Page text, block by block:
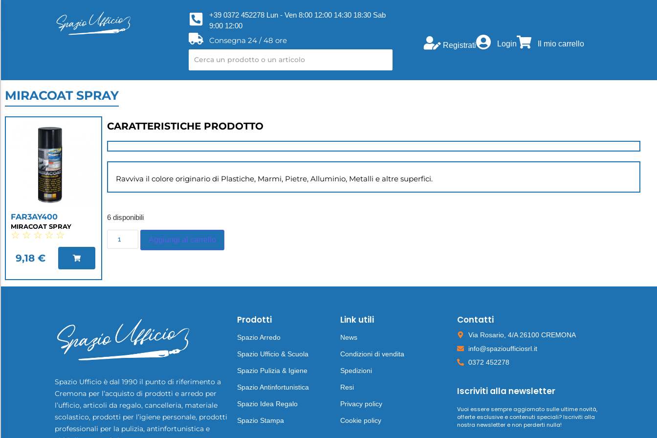
+39 0372 452278 Lun - Ven 8:00 12:00 14:30 18:30 Sab
9:00 12:00
Consegna 24 / 48 ore
Registrati Login Il mio carrello
MIRACOAT SPRAY
FAR3AY400
MIRACOAT SPRAY
☆ ☆ ☆ ☆ ☆
9,18 €
CARATTERISTICHE PRODOTTO
Ravviva il colore originario di Plastiche, Marmi, Pietre, Alluminio, Metalli e altre superfici.
6 disponibili
Aggiungi al carrello
Spazio Ufficio è dal 1990 il punto di riferimento a
Cremona per l’acquisto di prodotti e arredo per
l’ufficio, articoli da regalo, cancelleria, materiale
scolastico, prodotti per l’igiene personale, prodotti
professionali per la pulizia, antinfortunistica e
Prodotti
Spazio Arredo
Spazio Ufficio & Scuola
Spazio Pulizia & Igiene
Spazio Antinfortunistica
Spazio Idea Regalo
Spazio Stampa
Link utili
News
Condizioni di vendita
Spedizioni
Resi
Privacy policy
Cookie policy
Contatti
Via Rosario, 4/A 26100 CREMONA
info@spazioufficiosrl.it
0372 452278
Iscriviti alla newsletter
Vuoi essere sempre aggiornato sulle ultime novità,
offerte esclusive e contenuti speciali? Iscriviti alla
nostra newsletter e non perderti nulla!